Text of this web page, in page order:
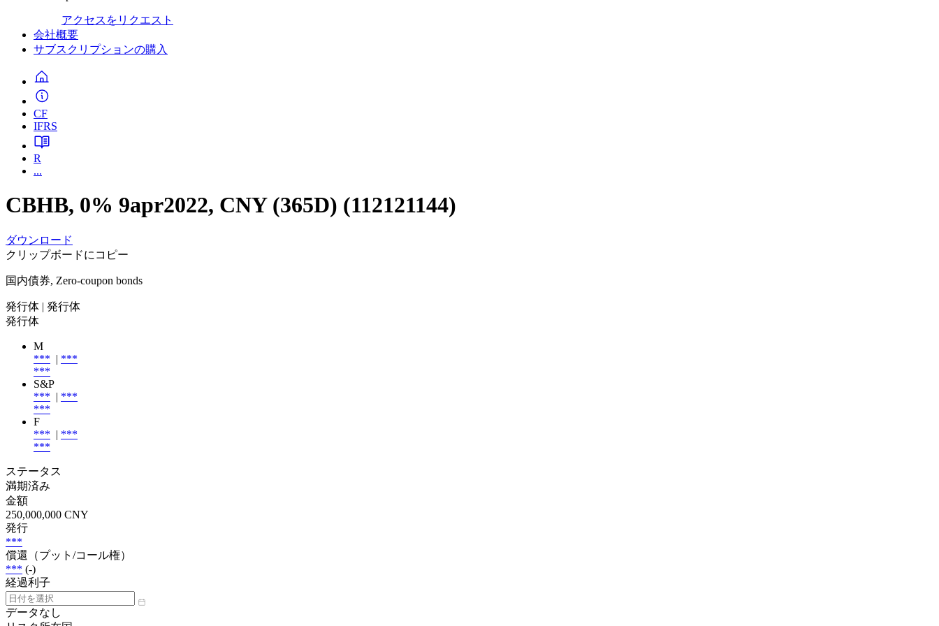
アクセスをリクエスト
会社概要
サブスクリプションの購入
CF
IFRS
R
...
CBHB, 0% 9apr2022, CNY (365D) (112121144)
ダウンロード
クリップボードにコピー
国内債券, Zero-coupon bonds
発行体 | 発行体
発行体
M
*** | ***
***
S&P
*** | ***
***
F
*** | ***
***
ステータス
満期済み
金額
250,000,000 CNY
発行
***
償還（プット/コール権）
*** (-)
経過利子
データなし